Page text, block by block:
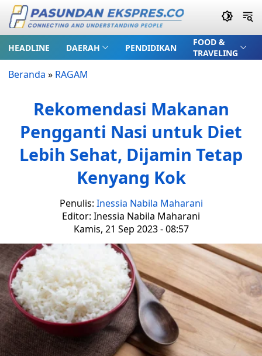
HEADLINE DAERAH PENDIDIKAN
FOOD &
TRAVELING
Beranda » RAGAM
Rekomendasi Makanan
Pengganti Nasi untuk Diet
Lebih Sehat, Dijamin Tetap
Kenyang Kok
Penulis: Inessia Nabila Maharani
Editor: Inessia Nabila Maharani
Kamis, 21 Sep 2023 - 08:57